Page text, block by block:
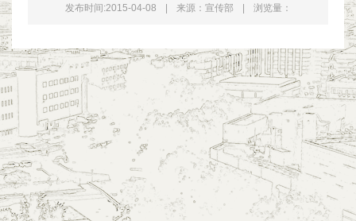
发布时间:2015-04-08 来源：宣传部 浏览量：